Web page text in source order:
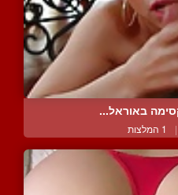
באוראל...
| 1 המלצות